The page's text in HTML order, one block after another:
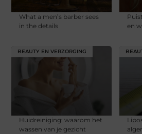
What a men’s barber sees
in the details
en
BEAUTY EN VERZORGING
Huidreiniging: waarom het
wassen van je gezicht